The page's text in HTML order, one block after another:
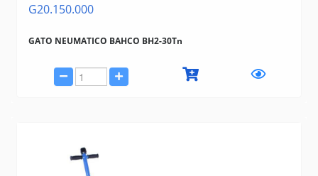
G20.150.000
GATO NEUMATICO BAHCO BH2-30Tn